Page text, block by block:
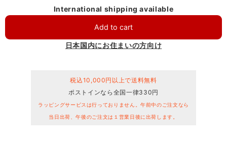
International shipping available
Add to cart
日本国内にお住まいの方向け
税込10,000円以上で送料無料
ポストインなら全国一律330円
ラッピングサービスは行っておりません。午前中のご注文なら
当日出荷、午後のご注文は１営業日後に出荷します。